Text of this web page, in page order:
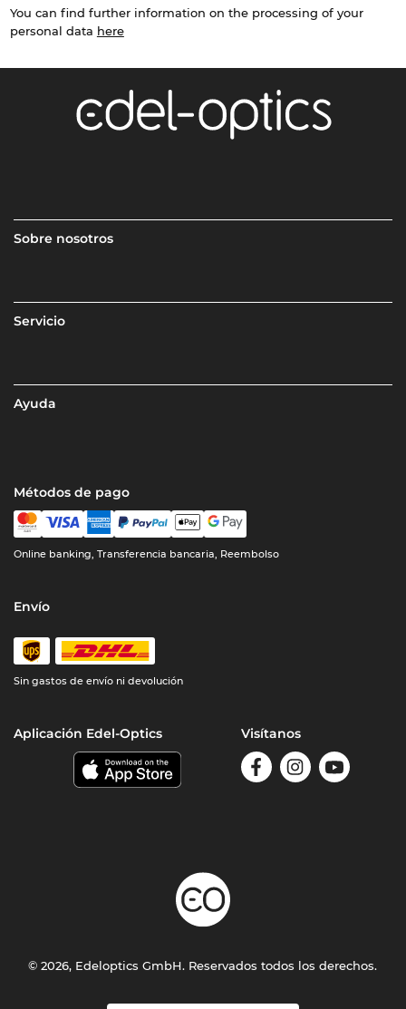
You can find further information on the processing of your
personal data here
Sobre nosotros
Servicio
Ayuda
Métodos de pago
Online banking, Transferencia bancaria, Reembolso
Envío
Sin gastos de envío ni devolución
Aplicación Edel-Optics Visítanos
© 2026, Edeloptics GmbH. Reservados todos los derechos.